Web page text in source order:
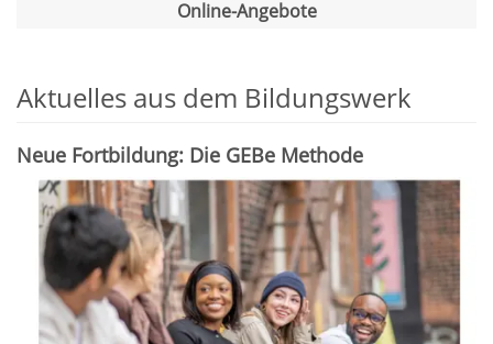
Online-Angebote
Aktuelles aus dem Bildungswerk
Neue Fortbildung: Die GEBe Methode